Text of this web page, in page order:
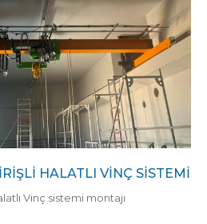
HALATLI VİNÇ SİSTEMİ
Vinç sistemi montajı